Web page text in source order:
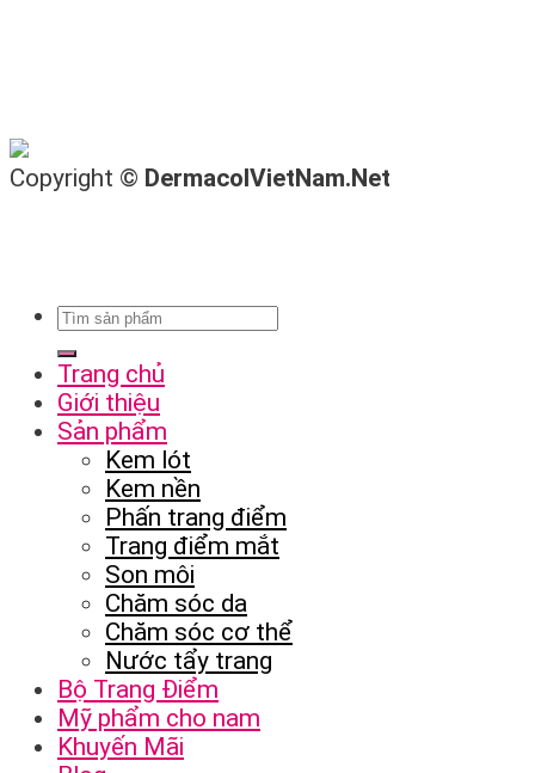
Copyright © DermacolVietNam.Net
Trang chủ
Giới thiệu
Sản phẩm
Kem lót
Kem nền
Phấn trang điểm
Trang điểm mắt
Son môi
Chăm sóc da
Chăm sóc cơ thể
Nước tẩy trang
Bộ Trang Điểm
Mỹ phẩm cho nam
Khuyến Mãi